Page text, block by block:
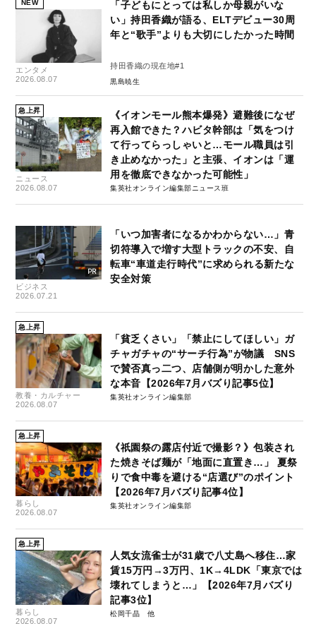
NEW
エンタメ
2026.08.07
「子どもにとっては私しか母親がいな
い」持田香織が語る、ELTデビュー30周
年と“歌手”よりも大切にしたかった時間
持田香織の現在地#1
黒島暁生
急上昇
ニュース
2026.08.07
《イオンモール熊本爆発》避難後になぜ
再入館できた？ハビタ幹部は「気をつけ
て行ってらっしゃいと…モール職員は引
き止めなかった」と主張、イオンは「運
用を徹底できなかった可能性」
集英社オンライン編集部ニュース班
ビジネス
2026.07.21
「いつ加害者になるかわからない…」青
切符導入で増す大型トラックの不安、自
転車“車道走行時代”に求められる新たな
安全対策
急上昇
教養・カルチャー
2026.08.07
「貧乏くさい」「禁止にしてほしい」ガ
チャガチャの“サーチ行為”が物議 SNS
で賛否真っ二つ、店舗側が明かした意外
な本音【2026年7月バズり記事5位】
集英社オンライン編集部
急上昇
暮らし
2026.08.07
《祇園祭の露店付近で撮影？》包装され
た焼きそば麺が「地面に直置き…」 夏祭
りで食中毒を避ける“店選び”のポイント
【2026年7月バズり記事4位】
集英社オンライン編集部
急上昇
暮らし
2026.08.07
人気女流雀士が31歳で八丈島へ移住…家
賃15万円→3万円、1K→4LDK「東京では
壊れてしまうと…」【2026年7月バズり
記事3位】
松岡千晶